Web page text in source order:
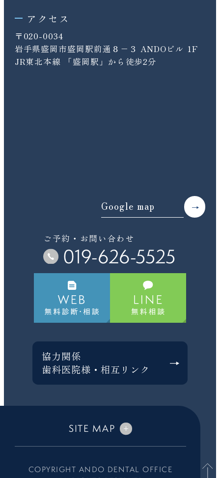
アクセス
〒020-0034
岩手県盛岡市盛岡駅前通８−３ ANDOビル 1F
JR東北本線 「盛岡駅」から徒歩2分
Google map
ご予約・お問い合わせ
019-626-5525
協力関係
歯科医院様・相互リンク
SITE MAP
COPYRIGHT ANDO DENTAL OFFICE